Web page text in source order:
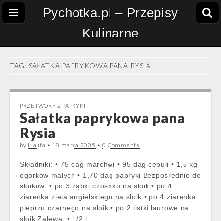
Pychotka.pl – Przepisy
Kulinarne
TAG: SAŁATKA PAPRYKOWA PANA RYSIA
PRZETWORY Z PAPRYKI
Sałatka paprykowa pana
Rysia
by klaufa • 18 marca 2005 • 0 Comments
Składniki: • 75 dag marchwi • 95 dag cebuli • 1,5 kg
ogórków małych • 1,70 dag papryki Bezpośrednio do
słoików: • po 3 ząbki czosnku na słoik • po 4
ziarenka ziela angielskiego na słoik • po 4 ziarenka
pieprzu czarnego na słoik • po 2 listki laurowe na
słoik Zalewa: • 1/2 l…